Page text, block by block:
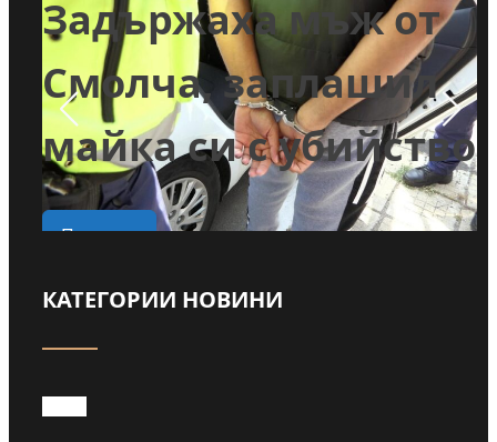
Задържаха мъж от
Смолча, заплашил
майка си с убийство
Прочети
КАТЕГОРИИ НОВИНИ